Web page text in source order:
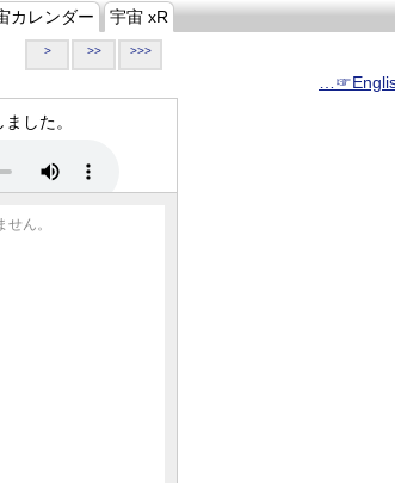
カレンダー 宇宙 xR
> >> >>>
ました。
せん。